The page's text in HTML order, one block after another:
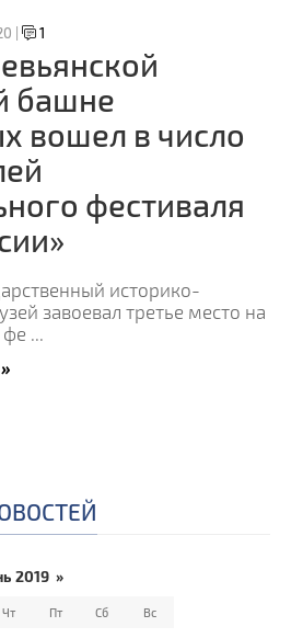
| 1
башне
вошел в число
фестиваля
историко-
завоевал третье место на
фе ...
2019 »
Чт Пт Сб Вс